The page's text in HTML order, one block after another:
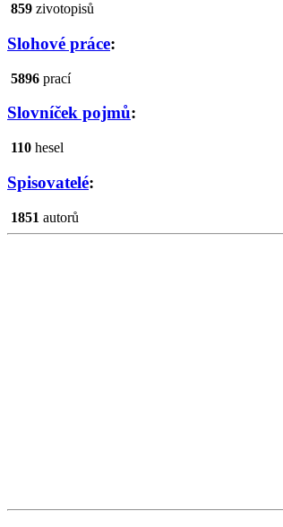
859 zivotopisů
Slohové práce:
5896 prací
Slovníček pojmů:
110 hesel
Spisovatelé:
1851 autorů